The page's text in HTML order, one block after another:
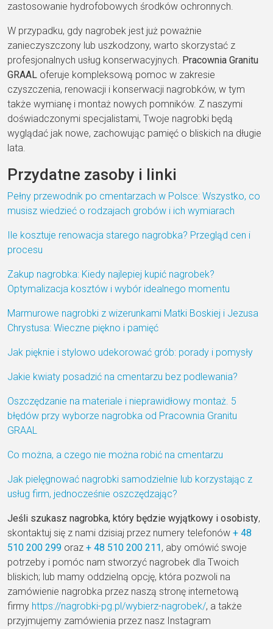
zastosowanie hydrofobowych środków ochronnych.
W przypadku, gdy nagrobek jest już poważnie
zanieczyszczony lub uszkodzony, warto skorzystać z
profesjonalnych usług konserwacyjnych. Pracownia Granitu
GRAAL oferuje kompleksową pomoc w zakresie
czyszczenia, renowacji i konserwacji nagrobków, w tym
także wymianę i montaż nowych pomników. Z naszymi
doświadczonymi specjalistami, Twoje nagrobki będą
wyglądać jak nowe, zachowując pamięć o bliskich na długie
lata.
Przydatne zasoby i linki
Pełny przewodnik po cmentarzach w Polsce: Wszystko, co
musisz wiedzieć o rodzajach grobów i ich wymiarach
Ile kosztuje renowacja starego nagrobka? Przegląd cen i
procesu
Zakup nagrobka: Kiedy najlepiej kupić nagrobek?
Optymalizacja kosztów i wybór idealnego momentu
Marmurowe nagrobki z wizerunkami Matki Boskiej i Jezusa
Chrystusa: Wieczne piękno i pamięć
Jak pięknie i stylowo udekorować grób: porady i pomysły
Jakie kwiaty posadzić na cmentarzu bez podlewania?
Oszczędzanie na materiale i nieprawidłowy montaż. 5
błędów przy wyborze nagrobka od Pracownia Granitu
GRAAL
Co można, a czego nie można robić na cmentarzu
Jak pielęgnować nagrobki samodzielnie lub korzystając z
usług firm, jednocześnie oszczędzając?
Jeśli szukasz nagrobka, który będzie wyjątkowy i osobisty,
skontaktuj się z nami dzisiaj przez numery telefonów + 48
510 200 299 oraz + 48 510 200 211, aby omówić swoje
potrzeby i pomóc nam stworzyć nagrobek dla Twoich
bliskich; lub mamy oddzielną opcję, która pozwoli na
zamówienie nagrobka przez naszą stronę internetową
firmy https://nagrobki-pg.pl/wybierz-nagrobek/, a także
przyjmujemy zamówienia przez nasz Instagram